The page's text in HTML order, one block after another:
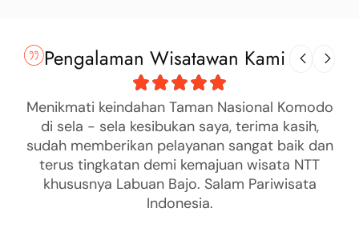
Pengalaman Wisatawan Kami
Menikmati keindahan Taman Nasional Komodo
di sela - sela kesibukan saya, terima kasih,
sudah memberikan pelayanan sangat baik dan
terus tingkatan demi kemajuan wisata NTT
khususnya Labuan Bajo. Salam Pariwisata
Indonesia.